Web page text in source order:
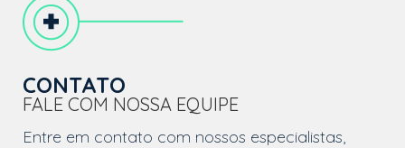
CONTATO
FALE COM NOSSA EQUIPE
Entre em contato com nossos especialistas,